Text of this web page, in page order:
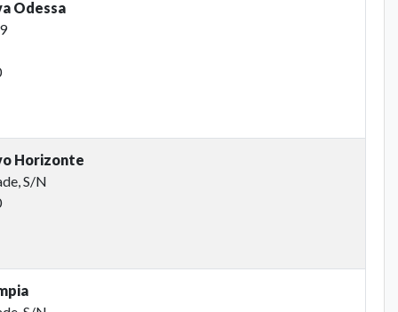
Odessa
Horizonte
S/N